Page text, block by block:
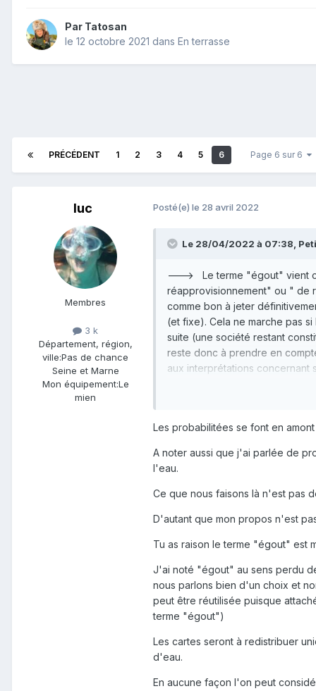
Par Tatosan
le 12 octobre 2021 dans En terrasse
PRÉCÉDENT 1 2 3 4 5 6 Page 6 sur 6
luc
Membres
3 k
Département, région,
ville:Pas de chance
Seine et Marne
Mon équipement:Le
mien
Posté(e) le 28 avril 2022
Le 28/04/2022 à 07:38,
---> Le terme "égout" vient
réapprovisionnement" ou " de
comme bon à jeter
(et fixe). Cela ne marche pas
suite (une société restant
reste donc à prendre en
aux interprétations concernant
Les probabilitées se font en
A noter aussi que j'ai parlée de
l'eau.
Ce que nous faisons là n'est pas
D'autant que mon propos n'est
Tu as raison le terme "égout" est
J'ai noté "égout" au sens perdu
nous parlons bien d'un choix et
peut être réutilisée puisque
terme "égout")
Les cartes seront à redistribuer
d'eau.
En aucune façon l'on peut